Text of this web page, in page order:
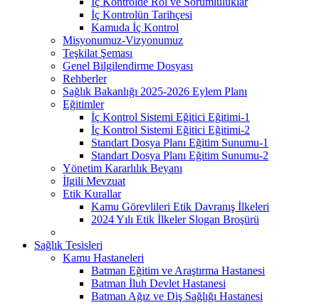
İç Kontrolün Tarihçesi
Kamuda İç Kontrol
Misyonumuz-Vizyonumuz
Teşkilat Şeması
Genel Bilgilendirme Dosyası
Rehberler
Sağlık Bakanlığı 2025-2026 Eylem Planı
Eğitimler
İç Kontrol Sistemi Eğitici Eğitimi-1
İç Kontrol Sistemi Eğitici Eğitimi-2
Standart Dosya Planı Eğitim Sunumu-1
Standart Dosya Planı Eğitim Sunumu-2
Yönetim Kararlılık Beyanı
İlgili Mevzuat
Etik Kurallar
Kamu Görevlileri Etik Davranış İlkeleri
2024 Yılı Etik İlkeler Slogan Broşürü
Sağlık Tesisleri
Kamu Hastaneleri
Batman Eğitim ve Araştırma Hastanesi
Batman İluh Devlet Hastanesi
Batman Ağız ve Diş Sağlığı Hastanesi